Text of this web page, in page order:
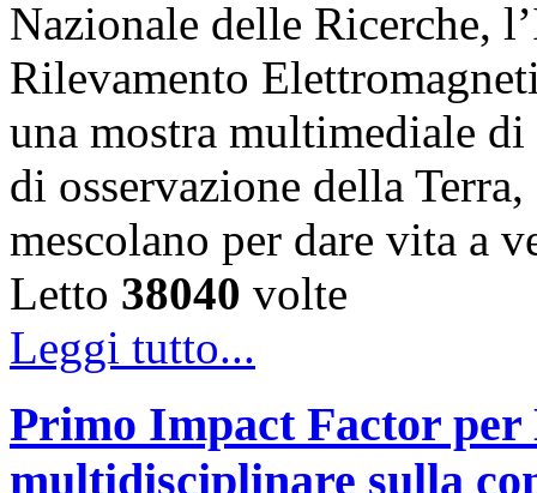
Nazionale delle Ricerche,
Rilevamento
una mostra multimediale
di osservazione della
mescolano per dare vita a
Letto 38040 volte
Leggi tutto...
Primo Impact Factor
multidisciplinare sulla